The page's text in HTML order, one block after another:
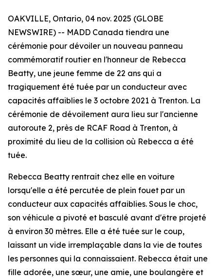
OAKVILLE, Ontario, 04 nov. 2025 (GLOBE
NEWSWIRE) -- MADD Canada tiendra une
cérémonie pour dévoiler un nouveau panneau
commémoratif routier en l'honneur de Rebecca
Beatty, une jeune femme de 22 ans qui a
tragiquement été tuée par un conducteur avec
capacités affaiblies le 3 octobre 2021 à Trenton. La
cérémonie de dévoilement aura lieu sur l'ancienne
autoroute 2, près de RCAF Road à Trenton, à
proximité du lieu de la collision où Rebecca a été
tuée.
Rebecca Beatty rentrait chez elle en voiture
lorsqu'elle a été percutée de plein fouet par un
conducteur aux capacités affaiblies. Sous le choc,
son véhicule a pivoté et basculé avant d'être projeté
à environ 30 mètres. Elle a été tuée sur le coup,
laissant un vide irremplaçable dans la vie de toutes
les personnes qui la connaissaient. Rebecca était une
fille adorée, une sœur, une amie, une boulangère et